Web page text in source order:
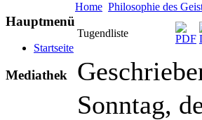
Hauptmenü
Startseite
Mediathek
Home Philosophie des
Tugendliste
Sonntag,